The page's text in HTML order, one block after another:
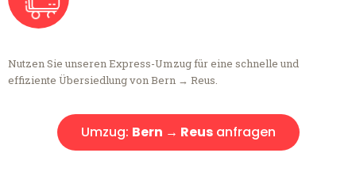
Nutzen Sie unseren Express-Umzug für eine schnelle und
effiziente Übersiedlung von Bern → Reus.
Umzug: Bern → Reusanfragen